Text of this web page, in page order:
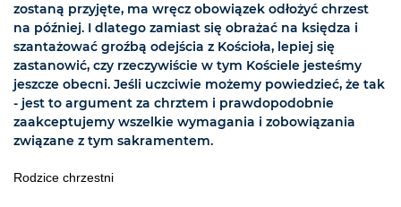
zostaną przyjęte, ma wręcz obowiązek odłożyć chrzest
na później. I dlatego zamiast się obrażać na księdza i
szantażować groźbą odejścia z Kościoła, lepiej się
zastanowić, czy rzeczywiście w tym Kościele jesteśmy
jeszcze obecni. Jeśli uczciwie możemy powiedzieć, że tak
- jest to argument za chrztem i prawdopodobnie
zaakceptujemy wszelkie wymagania i zobowiązania
związane z tym sakramentem.
Rodzice chrzestni